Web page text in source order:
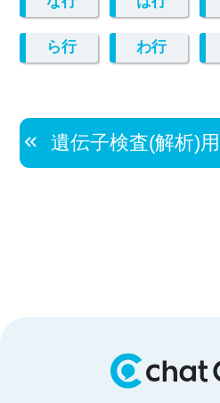
ら行 わ行
遺伝子検査(解析)